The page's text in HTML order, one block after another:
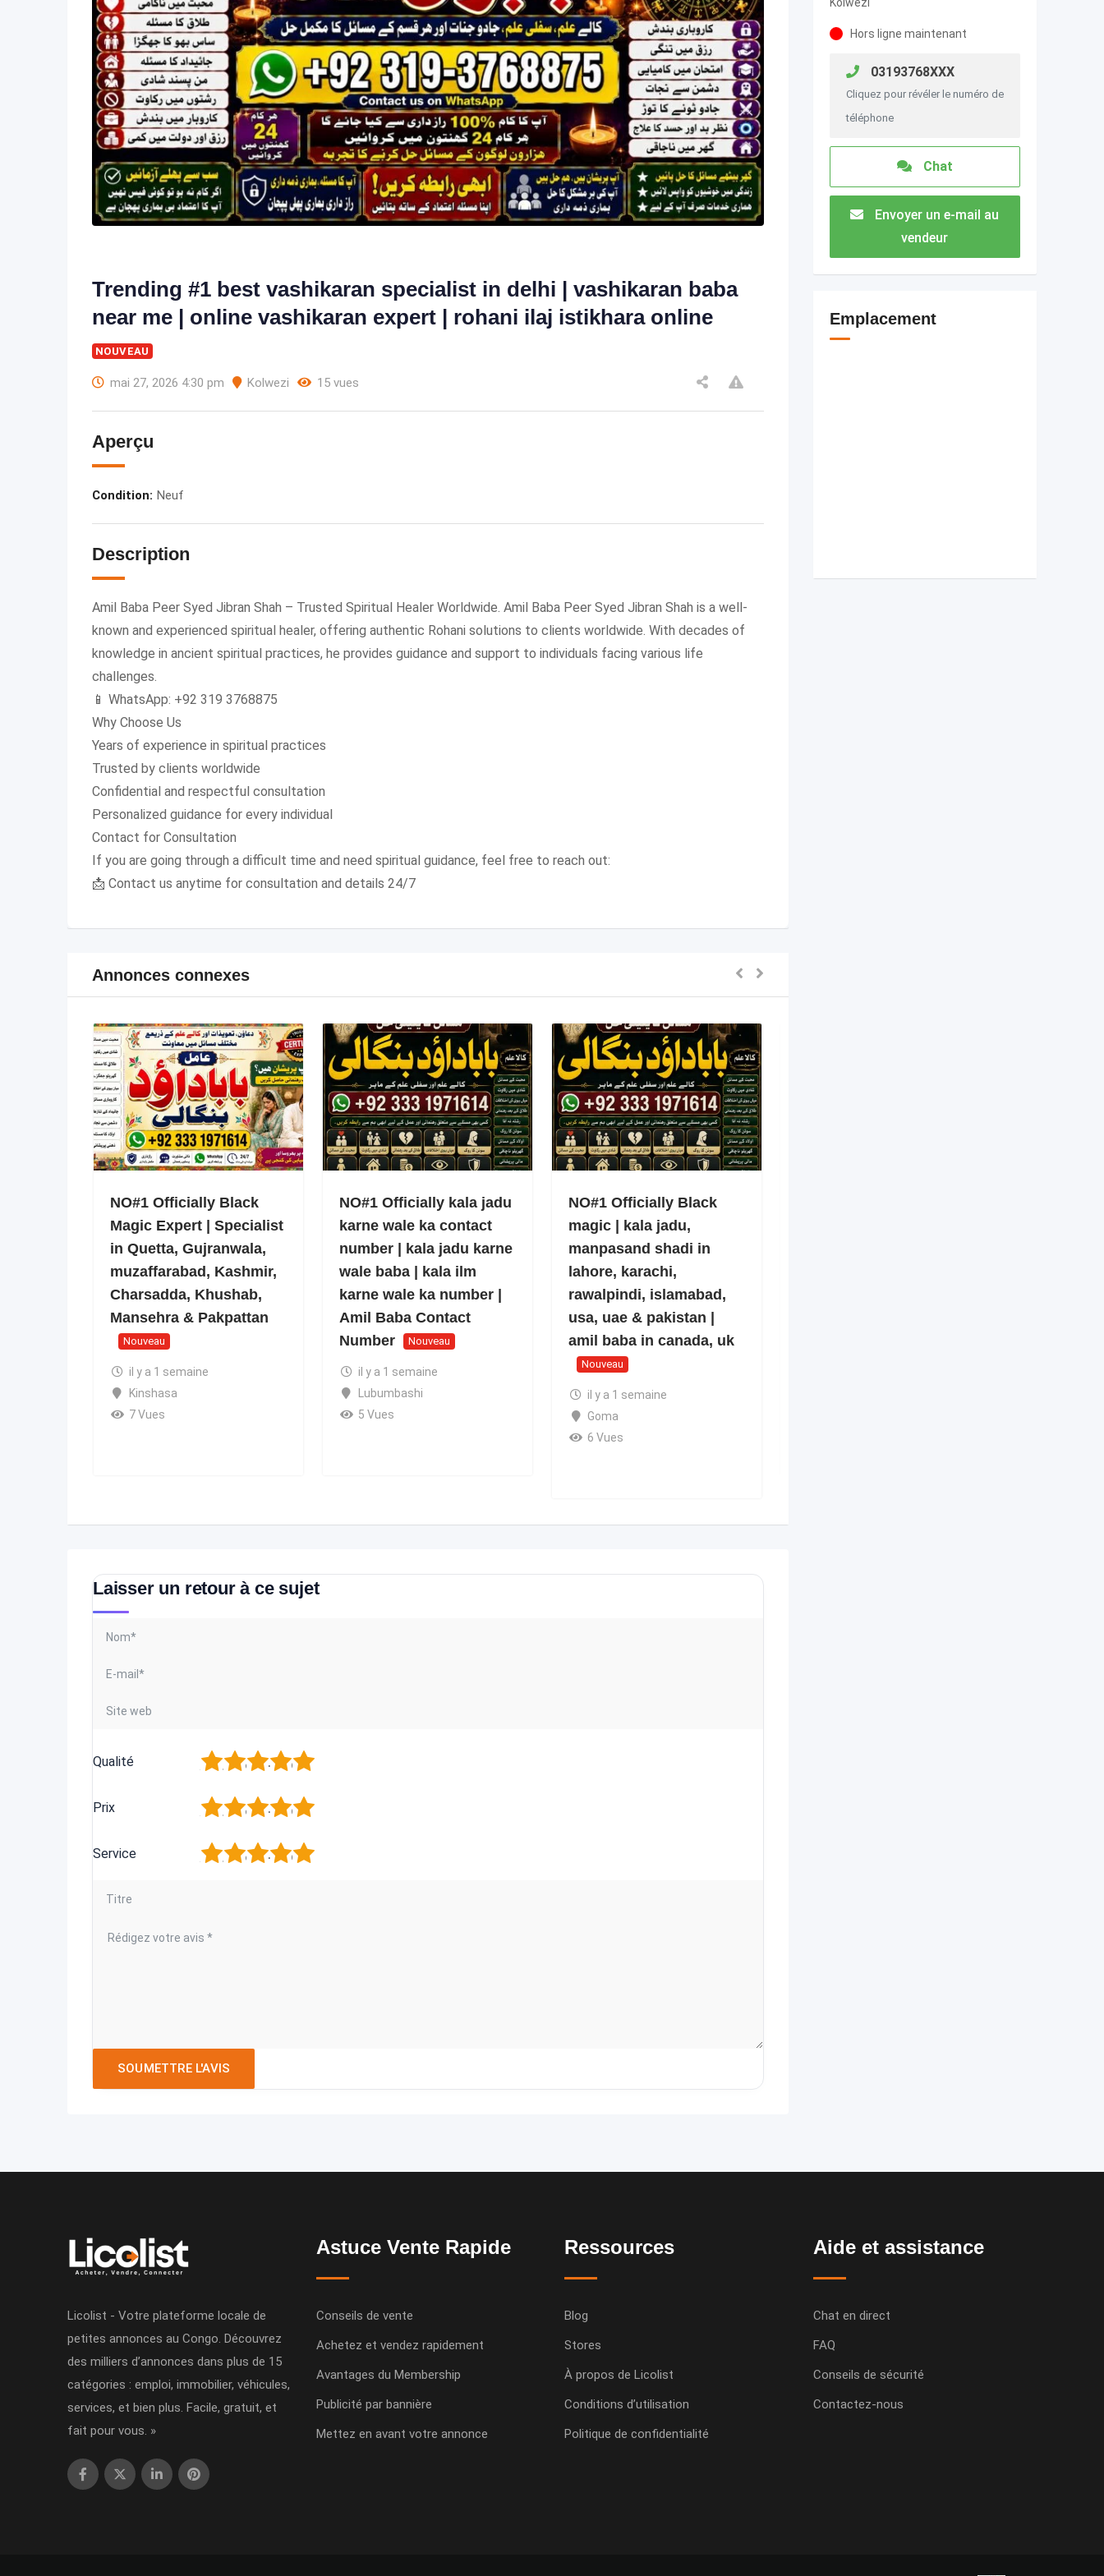
Trending #1 best vashikaran specialist in delhi | vashikaran baba
near me | online vashikaran expert | rohani ilaj istikhara online
NOUVEAU
mai 27, 2026 4:30 pm Kolwezi 15 vues
Aperçu
Condition: Neuf
Description
Amil Baba Peer Syed Jibran Shah – Trusted Spiritual Healer Worldwide. Amil Baba Peer Syed Jibran Shah is a well-
known and experienced spiritual healer, offering authentic Rohani solutions to clients worldwide. With decades of
knowledge in ancient spiritual practices, he provides guidance and support to individuals facing various life
challenges.
📱 WhatsApp: +92 319 3768875
Why Choose Us
Years of experience in spiritual practices
Trusted by clients worldwide
Confidential and respectful consultation
Personalized guidance for every individual
Contact for Consultation
If you are going through a difficult time and need spiritual guidance, feel free to reach out:
📩 Contact us anytime for consultation and details 24/7
Annonces connexes
NO#1 Officially Black
Magic Expert | Specialist
in Quetta, Gujranwala,
muzaffarabad, Kashmir,
Charsadda, Khushab,
Mansehra & Pakpattan
Nouveau
il y a 1 semaine
Kinshasa
7 Vues
NO#1 Officially kala jadu
karne wale ka contact
number | kala jadu karne
wale baba | kala ilm
karne wale ka number |
Amil Baba Contact
Number
Nouveau
il y a 1 semaine
Lubumbashi
5 Vues
NO#1 Officially Black
magic | kala jadu,
manpasand shadi in
lahore, karachi,
rawalpindi, islamabad,
usa, uae & pakistan |
amil baba in canada, uk
Nouveau
il y a 1 semaine
Goma
6 Vues
Laisser un retour à ce sujet
Qualité 5
4
3
2
Prix 5
4
3
2
Service 5
4
3
2
Hors ligne maintenant
03193768XXX
Cliquez pour révéler le numéro de
téléphone
Chat
Envoyer un e-mail au
vendeur
Emplacement
Licolist - Votre plateforme locale de
petites annonces au Congo. Découvrez
des milliers d’annonces dans plus de 15
catégories : emploi, immobilier, véhicules,
services, et bien plus. Facile, gratuit, et
fait pour vous. »
Astuce Vente Rapide
Conseils de vente
Achetez et vendez rapidement
Avantages du Membership
Publicité par bannière
Mettez en avant votre annonce
Ressources
Blog
Stores
À propos de Licolist
Conditions d’utilisation
Politique de confidentialité
Aide et assistance
Chat en direct
FAQ
Conseils de sécurité
Contactez-nous